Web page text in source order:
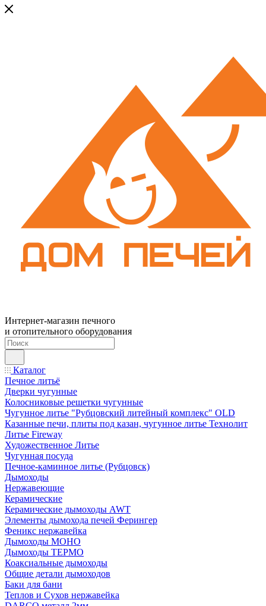
Интернет-магазин печного
и отопительного оборудования
Каталог
Печное литьё
Дверки чугунные
Колосниковые решетки чугунные
Чугунное литье "Рубцовский литейный комплекс" OLD
Казанные печи, плиты под казан, чугунное литье Технолит
Литье Fireway
Художественное Литье
Чугунная посуда
Печное-каминное литье (Рубцовск)
Дымоходы
Нержавеющие
Керамические
Керамические дымоходы AWT
Элементы дымохода печей Ферингер
Феникс нержавейка
Дымоходы МОНО
Дымоходы ТЕРМО
Коаксиальные дымоходы
Общие детали дымоходов
Баки для бани
Теплов и Сухов нержавейка